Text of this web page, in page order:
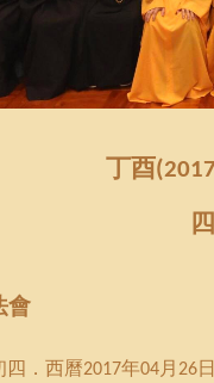
丁酉
會
四．西曆2017年04月26